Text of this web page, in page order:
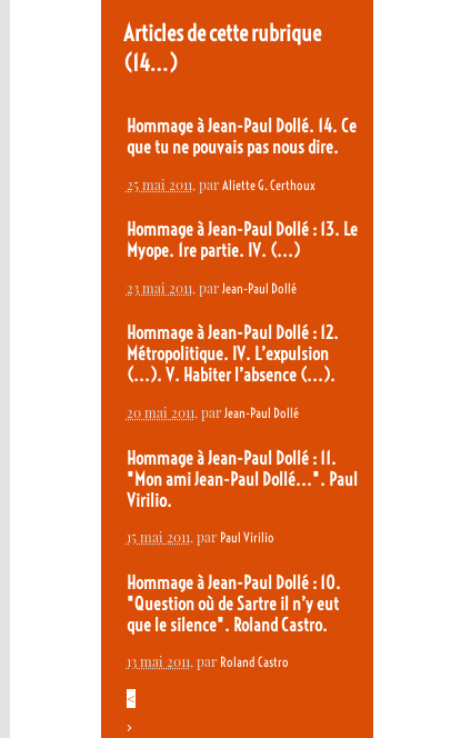
Articles de cette rubrique
(14…)
Hommage à Jean-Paul Dollé. 14. Ce
que tu ne pouvais pas nous dire.
25 mai 2011, par Aliette G. Certhoux
Hommage à Jean-Paul Dollé : 13. Le
Myope. 1re partie. IV. (...)
23 mai 2011, par Jean-Paul Dollé
Hommage à Jean-Paul Dollé : 12.
Métropolitique. IV. L’expulsion
(...). V. Habiter l’absence (...).
20 mai 2011, par Jean-Paul Dollé
Hommage à Jean-Paul Dollé : 11.
"Mon ami Jean-Paul Dollé...". Paul
Virilio.
15 mai 2011, par Paul Virilio
Hommage à Jean-Paul Dollé : 10.
"Question où de Sartre il n’y eut
que le silence". Roland Castro.
13 mai 2011, par Roland Castro
<
>